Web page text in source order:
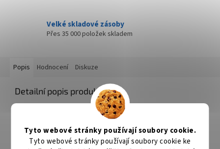
Tyto webové stránky používají soubory cookie.
Tyto webové stránky používají soubory cookie ke
Velké skladové zásoby
Přes 35 000 položek skladem
Popis Hodnocení Diskuze
Detailní popis produktu
Série univerzálních skládacích věder s velmi širokým použitím.
Díky speciálnímu systému je možné tyto vědra složit na
transport do minimálních rozměrů, což umožňuje zmenšit
celkový objem přepravovaných věcí, které s sebou na ryby
nosíte. Za vším třeba hledat promyšlenou konstrukci pevného